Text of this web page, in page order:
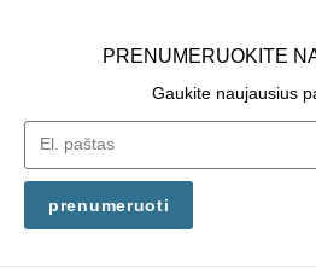
PRENUMERUOKITE
Gaukite naujausius
prenumeruoti